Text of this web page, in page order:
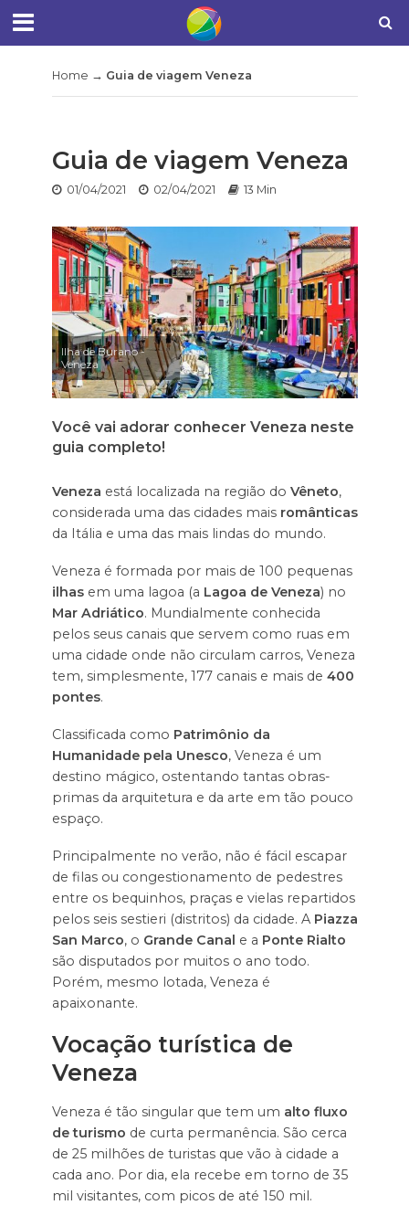
Home → Guia de viagem Veneza
Guia de viagem Veneza
01/04/2021 02/04/2021 13 Min
Ilha de Burano -
Veneza
Você vai adorar conhecer Veneza neste
guia completo!
Veneza está localizada na região do Vêneto,
considerada uma das cidades mais românticas
da Itália e uma das mais lindas do mundo.
Veneza é formada por mais de 100 pequenas
ilhas em uma lagoa (a Lagoa de Veneza) no
Mar Adriático. Mundialmente conhecida
pelos seus canais que servem como ruas em
uma cidade onde não circulam carros, Veneza
tem, simplesmente, 177 canais e mais de 400
pontes.
Classificada como Patrimônio da
Humanidade pela Unesco, Veneza é um
destino mágico, ostentando tantas obras-
primas da arquitetura e da arte em tão pouco
espaço.
Principalmente no verão, não é fácil escapar
de filas ou congestionamento de pedestres
entre os bequinhos, praças e vielas repartidos
pelos seis sestieri (distritos) da cidade. A Piazza
San Marco, o Grande Canal e a Ponte Rialto
são disputados por muitos o ano todo.
Porém, mesmo lotada, Veneza é
apaixonante.
Vocação turística de
Veneza
Veneza é tão singular que tem um alto fluxo
de turismo de curta permanência. São cerca
de 25 milhões de turistas que vão à cidade a
cada ano. Por dia, ela recebe em torno de 35
mil visitantes, com picos de até 150 mil.